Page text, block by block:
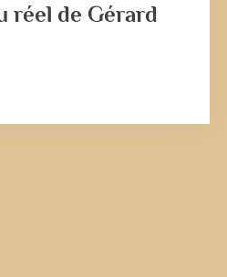
réel de Gérard